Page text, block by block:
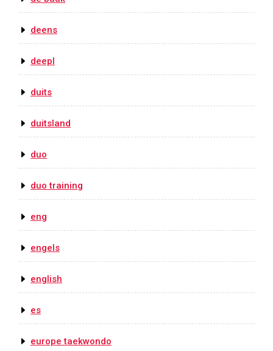
deens
deepl
duits
duitsland
duo
duo training
eng
engels
english
es
europe taekwondo